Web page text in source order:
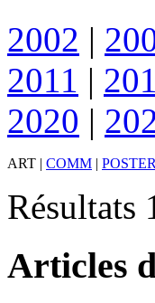
2002 |
2011 |
2020 |
ART | COMM | POSTER
Résultats
Articles